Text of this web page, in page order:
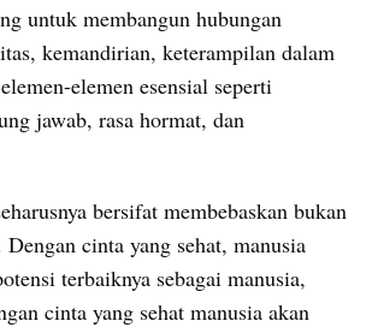
untuk membangun hubungan
kemandirian, keterampilan dalam
elemen esensial seperti
jawab, rasa hormat, dan
bersifat membebaskan bukan
cinta yang sehat, manusia
terbaiknya sebagai manusia,
cinta yang sehat manusia akan